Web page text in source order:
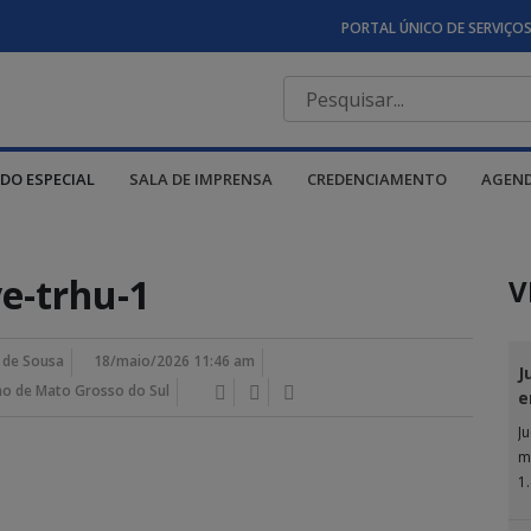
PORTAL ÚNICO DE SERVIÇOS
ESPECIAL SALA DE IMPRENSA CREDENCIAMENTO
trhu-1
Sousa
18/maio/2026 11:46 am
de Mato Grosso do Sul